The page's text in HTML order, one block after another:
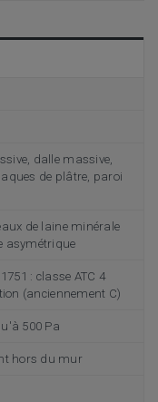
dalle massive,
de plâtre, paroi
de laine minérale
asymétrique
: classe ATC 4
(anciennement C)
500 Pa
hors du mur